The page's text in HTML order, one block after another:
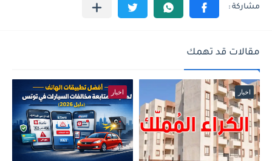
مقالات قد تهمك
اخبار اخبار